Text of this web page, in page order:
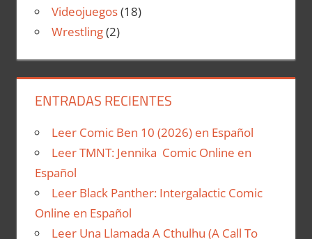
Videojuegos(18)
Wrestling(2)
ENTRADAS RECIENTES
Leer Comic Ben 10 (2026) en Español
Leer TMNT: Jennika Comic Online en
Español
Leer Black Panther: Intergalactic Comic
Online en Español
Leer Una Llamada A Cthulhu (A Call To